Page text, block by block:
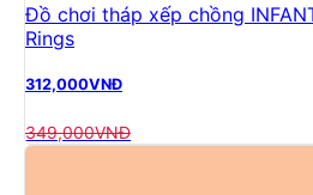
Đồ chơi tháp xếp chồng
Rings
312,000VNĐ
349,000VNĐ